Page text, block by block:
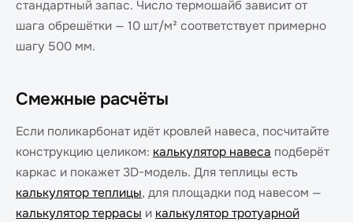
стандартный запас. Число термошайб зависит от
шага обрешётки — 10 шт/м² соответствует примерно
шагу 500 мм.
Смежные расчёты
Если поликарбонат идёт кровлей навеса, посчитайте
конструкцию целиком: калькулятор навеса подберёт
каркас и покажет 3D-модель. Для теплицы есть
калькулятор теплицы, для площадки под навесом —
калькулятор террасы и калькулятор тротуарной